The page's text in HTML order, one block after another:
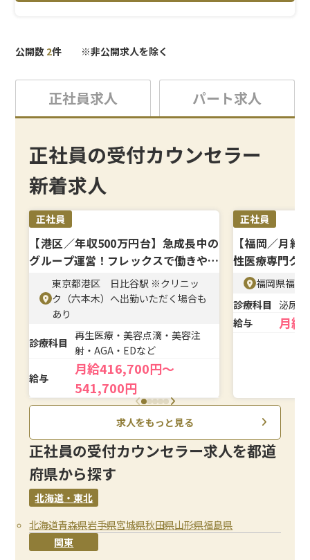
各種祝金制度や育休実績もあり、ライフイベントを迎えて
もキャリアが継続できる環境が整っています。
公開数 2件 ※非公開求人を除く
正社員求人 パート求人
正社員の受付カウンセラー
新着求人
正社員
【港区／年収500万円台】急成長中の
グループ運営！フレックスで働きやす
東京都港区 日比谷駅 ※クリニッ
ク（六本木）へ出勤いただく場合も
あり
診療科目
再生医療・美容点滴・美容注
射・AGA・EDなど
給与
月給416,700円～
541,700円
正社員
【福岡／月給
性医療専門ク
福岡県福岡
診療科目
泌尿
給与
月給
求人をもっと見る
正社員の受付カウンセラー求人を都道
府県から探す
北海道・東北
北海道青森県岩手県宮城県秋田県山形県福島県
関東